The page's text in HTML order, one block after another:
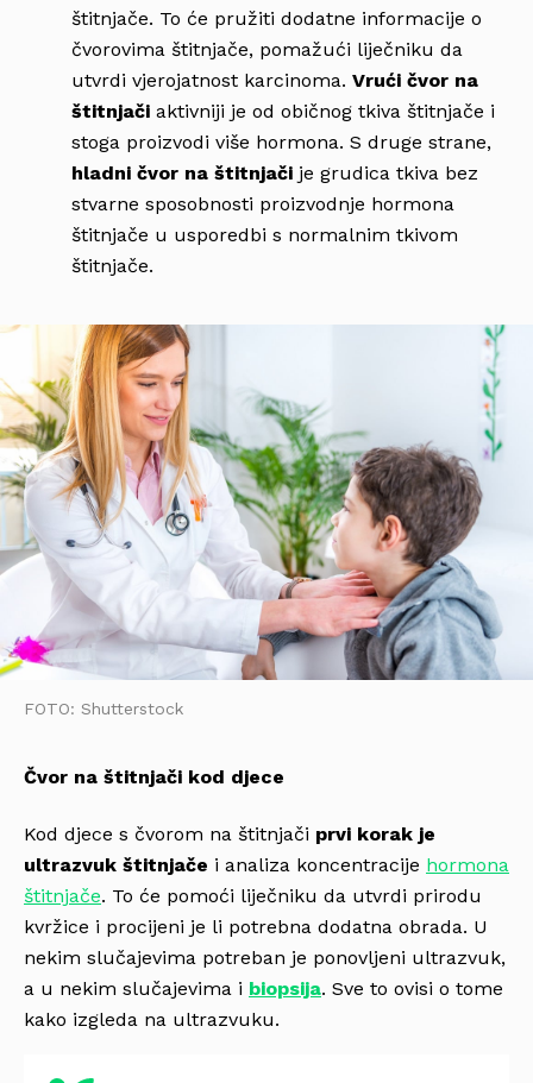
štitnjače. To će pružiti dodatne informacije o
čvorovima štitnjače, pomažući liječniku da
utvrdi vjerojatnost karcinoma. Vrući čvor na
štitnjači aktivniji je od običnog tkiva štitnjače i
stoga proizvodi više hormona. S druge strane,
hladni čvor na štitnjači je grudica tkiva bez
stvarne sposobnosti proizvodnje hormona
štitnjače u usporedbi s normalnim tkivom
štitnjače.
FOTO: Shutterstock
Čvor na štitnjači kod djece
Kod djece s čvorom na štitnjači prvi korak je
ultrazvuk štitnjače i analiza koncentracije hormona
štitnjače. To će pomoći liječniku da utvrdi prirodu
kvržice i procijeni je li potrebna dodatna obrada. U
nekim slučajevima potreban je ponovljeni ultrazvuk,
a u nekim slučajevima i biopsija. Sve to ovisi o tome
kako izgleda na ultrazvuku.